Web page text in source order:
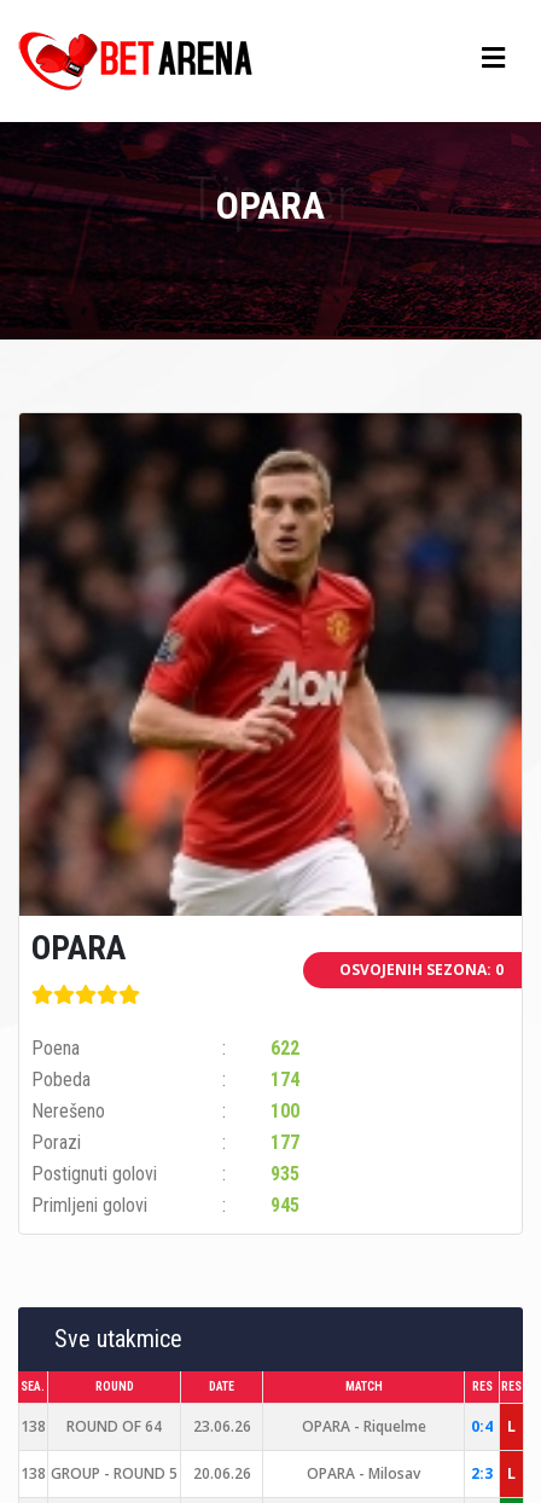
OPARA
OPARA
OSVOJENIH SEZONA: 0
Poena
622
Pobeda
174
Nerešeno
100
Porazi
177
Postignuti golovi
935
Primljeni golovi
945
Sve utakmice
SEA. ROUND DATE MATCH RES RES
138 ROUND OF 64 23.06.26 OPARA - Riquelme 0:4 L
138 GROUP - ROUND 5 20.06.26 OPARA - Milosav 2:3 L